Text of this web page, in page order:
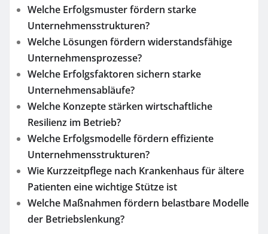
Welche Erfolgsmuster fördern starke
Unternehmensstrukturen?
Welche Lösungen fördern widerstandsfähige
Unternehmensprozesse?
Welche Erfolgsfaktoren sichern starke
Unternehmensabläufe?
Welche Konzepte stärken wirtschaftliche
Resilienz im Betrieb?
Welche Erfolgsmodelle fördern effiziente
Unternehmensstrukturen?
Wie Kurzzeitpflege nach Krankenhaus für ältere
Patienten eine wichtige Stütze ist
Welche Maßnahmen fördern belastbare Modelle
der Betriebslenkung?